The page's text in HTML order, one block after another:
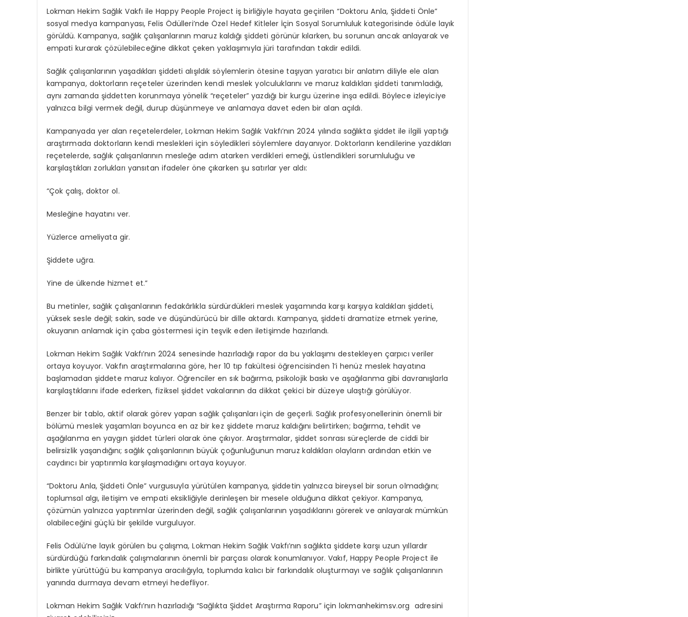
Lokman Hekim Sağlık Vakfı ile Happy People Project iş birliğiyle hayata geçirilen“Doktoru Anla, Şiddeti Önle”
sosyal medya kampanyası,Felis Ödülleri’ndeÖzel Hedef Kitleler İçin Sosyal Sorumluluk kategorisindeödüle layık
görüldü. Kampanya, sağlık çalışanlarının maruz kaldığı şiddeti görünür kılarken, bu sorunun ancak anlayarak ve
empati kurarak çözülebileceğine dikkat çeken yaklaşımıyla jüri tarafından takdir edildi.
Sağlık çalışanlarının yaşadıkları şiddeti alışıldık söylemlerin ötesine taşıyan yaratıcı bir anlatım diliyle ele alan
kampanya, doktorların reçeteler üzerinden kendi meslek yolculuklarını ve maruz kaldıkları şiddeti tanımladığı,
aynı zamanda şiddetten korunmaya yönelik “reçeteler” yazdığı bir kurgu üzerine inşa edildi. Böylece izleyiciye
yalnızca bilgi vermek değil, durup düşünmeye ve anlamaya davet eden bir alan açıldı.
Kampanyada yer alan reçetelerdeler, Lokman Hekim Sağlık Vakfı’nın 2024 yılında sağlıkta şiddet ile ilgili yaptığı
araştırmada doktorların kendi meslekleri için söyledikleri söylemlere dayanıyor. Doktorların kendilerine yazdıkları
reçetelerde, sağlık çalışanlarının mesleğe adım atarken verdikleri emeği, üstlendikleri sorumluluğu ve
karşılaştıkları zorlukları yansıtan ifadeler öne çıkarken şu satırlar yer aldı:
“Çok çalış, doktor ol.
Mesleğine hayatını ver.
Yüzlerce ameliyata gir.
Şiddete uğra.
Yine de ülkende hizmet et.”
Bu metinler, sağlık çalışanlarının fedakârlıkla sürdürdükleri meslek yaşamında karşı karşıya kaldıkları şiddeti,
yüksek sesle değil; sakin, sade ve düşündürücü bir dille aktardı. Kampanya, şiddeti dramatize etmek yerine,
okuyanınanlamak için çaba göstermesi için teşvik eden iletişimde hazırlandı.
Lokman Hekim Sağlık Vakfı’nın 2024 senesinde hazırladığı rapor dabu yaklaşımı destekleyen çarpıcı veriler
ortaya koyuyor. Vakfın araştırmalarına göre,her 10 tıp fakültesi öğrencisinden 1’i henüz meslek hayatına
başlamadan şiddete maruz kalıyor. Öğrenciler en sık bağırma, psikolojik baskı ve aşağılanma gibi davranışlarla
karşılaştıklarını ifade ederken, fiziksel şiddet vakalarının da dikkat çekici bir düzeye ulaştığı görülüyor.
Benzer bir tablo, aktif olarak görev yapan sağlık çalışanları için de geçerli. Sağlık profesyonellerinin önemli bir
bölümümeslek yaşamları boyunca en az bir kez şiddete maruz kaldığını belirtirken; bağırma, tehdit ve
aşağılanma en yaygın şiddet türleri olarak öne çıkıyor. Araştırmalar, şiddet sonrası süreçlerde de ciddi bir
belirsizlik yaşandığını; sağlık çalışanlarının büyük çoğunluğunun maruz kaldıkları olayların ardından etkin ve
caydırıcı bir yaptırımla karşılaşmadığını ortaya koyuyor.
“Doktoru Anla, Şiddeti Önle” vurgusuyla yürütülen kampanya, şiddetin yalnızca bireysel bir sorun olmadığını;
toplumsal algı, iletişim ve empati eksikliğiyle derinleşen bir mesele olduğuna dikkat çekiyor. Kampanya,
çözümün yalnızca yaptırımlar üzerinden değil, sağlık çalışanlarının yaşadıklarını görerek ve anlayarak mümkün
olabileceğini güçlü bir şekilde vurguluyor.
Felis Ödülü’ne layık görülen bu çalışma, Lokman Hekim Sağlık Vakfı’nın sağlıkta şiddete karşı uzun yıllardır
sürdürdüğü farkındalık çalışmalarının önemli bir parçası olarak konumlanıyor. Vakıf, Happy People Project ile
birlikte yürüttüğü bu kampanya aracılığıyla, toplumda kalıcı bir farkındalık oluşturmayı ve sağlık çalışanlarının
yanında durmaya devam etmeyi hedefliyor.
Lokman Hekim Sağlık Vakfı’nın hazırladığı “Sağlıkta Şiddet Araştırma Raporu” için lokmanhekimsv.org adresini